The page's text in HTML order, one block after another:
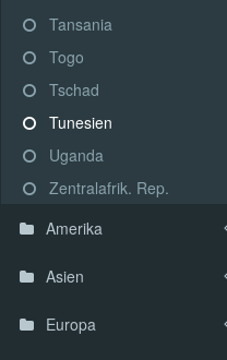
Tansania
Togo
Tschad
Tunesien
Uganda
Zentralafrik. Rep.
Amerika
Asien
Europa